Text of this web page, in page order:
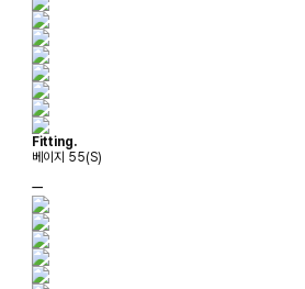
Fitting.
베이지 55(S)
ㅡ